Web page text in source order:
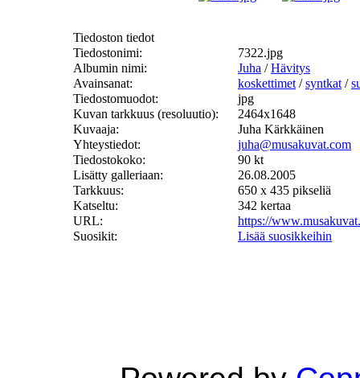
Tiedoston tiedot
Tiedostonimi:
7322.jpg
Albumin nimi:
Juha /Hävitys
Avainsanat:
koskettimet /syntkat /
Tiedostomuodot:
jpg
Kuvan tarkkuus (resoluutio):
2464x1648
Kuvaaja:
Juha Kärkkäinen
Yhteystiedot:
juha@musakuvat.com
Tiedostokoko:
90 kt
Lisätty galleriaan:
26.08.2005
Tarkkuus:
650 x 435 pikseliä
Katseltu:
342 kertaa
URL:
https://
Suosikit:
Lisää suosikkeihin